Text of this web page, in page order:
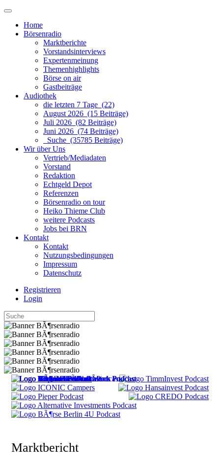
Home
Börsenradio
Marktberichte
Vorstandsinterviews
Expertenmeinung
Themenhighlights
Börse on air
Gastbeiträge
Audiothek
die letzten 7 Tage (22)
August 2026 (15 Beiträge)
Juli 2026 (82 Beiträge)
Juni 2026 (74 Beiträge)
Suche (35785 Beiträge)
Wir über Uns
Vertrieb/Mediadaten
Vorstand
Redaktion
Echtgeld Depot
Referenzen
Börsenradio on tour
Heiko Thieme Club
weitere Podcasts
Jobs bei BRN
Kontakt
Kontakt
Nutzungsbedingungen
Impressum
Datenschutz
Registrieren
Login
Marktbericht